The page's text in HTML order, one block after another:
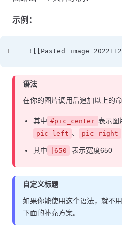
示例：
![[Pasted image
1
语法
在你的图片调用后追加以上的
其中 #pic_center 表示图
pic_left 、 pic_right
其中 |650 表示宽度650
自定义标题
如果你能使用这个语法，就不
下面的补充方案。